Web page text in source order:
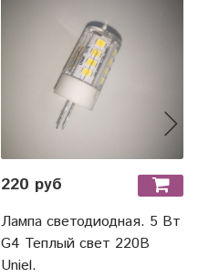
220 руб
Лампа светодиодная. 5 Вт
G4 Теплый свет 220В
Uniel.